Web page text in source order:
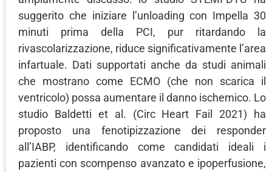
suggerito che iniziare l’unloading con Impella 30
minuti prima della PCI, pur ritardando la
rivascolarizzazione, riduce significativamente l’area
infartuale. Dati supportati anche da studi animali
che mostrano come ECMO (che non scarica il
ventricolo) possa aumentare il danno ischemico. Lo
studio Baldetti et al. (Circ Heart Fail 2021) ha
proposto una fenotipizzazione dei responder
all’IABP, identificando come candidati ideali i
pazienti con scompenso avanzato e ipoperfusione,